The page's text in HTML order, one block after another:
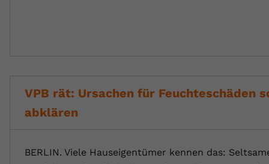
VPB rät: Ursachen für Feuchteschäden
abklären
BERLIN. Viele Hauseigentümer kennen das: